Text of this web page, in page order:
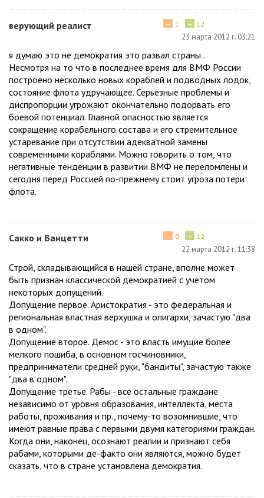
верующий реалист + 12
− 1
23 марта 2012 г. 03:21
я думаю это не демократия это развал страны .
Несмотря на то что в последнее время для ВМФ России
построено несколько новых кораблей и подводных лодок,
состояние флота удручающее. Серьезные проблемы и
диспропорции угрожают окончательно подорвать его
боевой потенциал. Главной опасностью является
сокращение корабельного состава и его стремительное
устаревание при отсутствии адекватной замены
современными кораблями. Можно говорить о том, что
негативные тенденции в развитии ВМФ не переломлены и
сегодня перед Россией по-прежнему стоит угроза потери
флота.
Сакко и Ванцетти + 12
− 0
22 марта 2012 г. 11:38
Строй, складывающийся в нашей стране, вполне может
быть признан классической демократией с учетом
некоторых допущений.
Допущение первое. Аристократия - это федеральная и
региональная властная верхушка и олигархи, зачастую "два
в одном".
Допущение второе. Демос - это власть имущие более
мелкого пошиба, в основном госчиновники,
предприниматели средней руки, "бандиты", зачастую также
"два в одном".
Допущение третье. Рабы - все остальные граждане
независимо от уровня образования, интеллекта, места
работы, проживания и пр., почему-то возомнившие, что
имеют равные права с первыми двумя категориями граждан.
Когда они, наконец, осознают реалии и признают себя
рабами, которыми де-факто они являются, можно будет
сказать, что в стране установлена демократия.